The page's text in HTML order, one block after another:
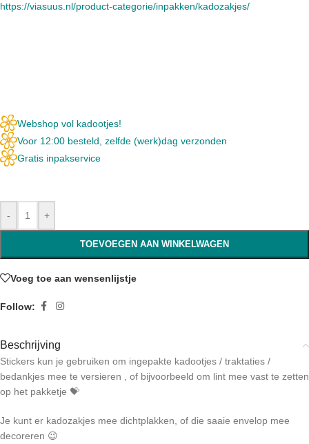
https://viasuus.nl/product-categorie/inpakken/kadozakjes/
Webshop vol kadootjes!
Voor 12:00 besteld, zelfde (werk)dag verzonden
Gratis inpakservice
- +
TOEVOEGEN AAN WINKELWAGEN
Voeg toe aan wensenlijstje
Follow:
Beschrijving
Stickers kun je gebruiken om ingepakte kadootjes / traktaties /
bedankjes mee te versieren , of bijvoorbeeld om lint mee vast te zetten
op het pakketje 💝
Je kunt er kadozakjes mee dichtplakken, of die saaie envelop mee
decoreren 😉